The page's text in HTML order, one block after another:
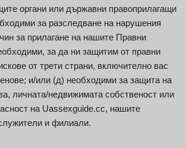
органи или държавни правоприлагащи
за разследване на нарушения
за прилагане на нашите Правни
за да ни защитим от правни
от трети страни, включително вас
и/или (д) необходими за защита на
личната/недвижимата собственост или
на Uassexguide.cc, нашите
и филиали.